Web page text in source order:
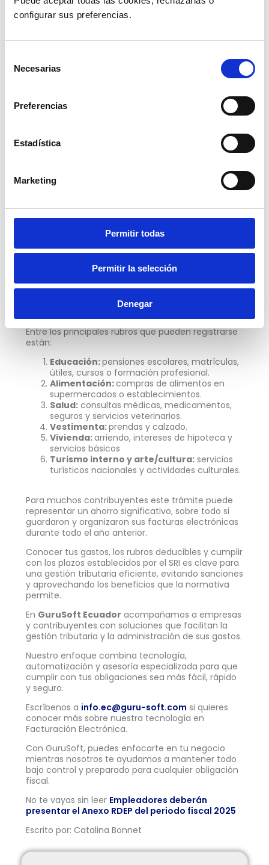
configurar sus preferencias.
Necesarias
Preferencias
Estadística
Marketing
Permitir todas
Permitir la selección
Denegar
no perciban ingresos gravados superiores a un
Salario Básico Unificado, fijado para 2025 en USD
Las cargas familiares son importantes porque
aumentan el límite máximo de gastos personales
El SRI utiliza
el número de cargas para definir
tributaria
reducción mayor al Impuesto a la Renta.
Sin cargas familiares se consideran 7
canastas básicas.
Con una carga familiar, 9 canastas.
Con dos cargas, 11 canastas.
Esto se traduce en límites más altos para el monto
de gastos que pueden restar del impuesto
Entre los principales rubros que pueden registrarse
están:
Educación:pensiones escolares, matrículas,
útiles, cursos o formación profesional.
Alimentación:compras de alimentos en
supermercados o establecimientos.
Salud: consultas médicas, medicamentos,
seguros y servicios veterinarios.
Vestimenta:prendas y calzado.
Vivienda:arriendo, intereses de hipoteca y
servicios básicos
Turismo interno y arte/cultura: servicios
turísticos nacionales y actividades culturales.
Para muchos contribuyentes este trámite puede
representar un ahorro significativo, sobre todo si
guardaron y organizaron sus facturas electrónicas
durante todo el año anterior.
Conocer tus gastos, los rubros deducibles y cumplir
con los plazos establecidos por el SRI es clave para
una gestión tributaria eficiente, evitando sanciones
y aprovechando los beneficios que la normativa
permite.
En GuruSoft Ecuador acompañamos a empresas
y contribuyentes con soluciones que facilitan la
gestión tributaria y la administración de sus gastos.
Nuestro enfoque combina tecnología,
automatización y asesoría especializada para que
cumplir con tus obligaciones sea más fácil, rápido
y seguro.
Escríbenos a info.ec@guru-soft.com si quieres
conocer más sobre nuestra tecnología en
Facturación Electrónica.
Con GuruSoft, puedes enfocarte en tu negocio
mientras nosotros te ayudamos a mantener todo
bajo control y preparado para cualquier obligación
fiscal.
No te vayas sin leer Empleadores deberán
presentar el Anexo RDEP del periodo fiscal 2025
Escrito por: Catalina Bonnet